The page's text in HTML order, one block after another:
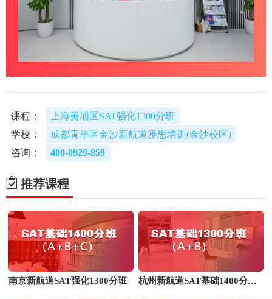
课程：
上海黄埔区SAT强化1300分班
学校：
成都青羊区金沙新航道雅思培训(金沙校区)
咨询：
400-0929-859
推荐课程
南京新航道SAT强化1300分班
杭州新航道SAT基础1400分培